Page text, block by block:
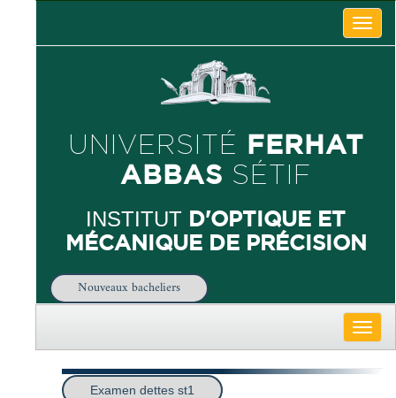
Toggle
UNIVERSITÉ FERHAT
ABBAS SÉTIF
INSTITUT D'OPTIQUE ET
MÉCANIQUE DE PRÉCISION
Nouveaux bacheliers
Toggle
Examen dettes st1